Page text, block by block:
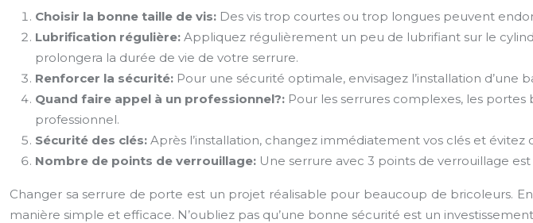
Choisir la bonne taille de vis: Des vis trop courtes ou trop longues peuvent
Lubrification régulière: Appliquez régulièrement un peu de lubrifiant sur le
prolongera la durée de vie de votre serrure.
Renforcer la sécurité: Pour une sécurité optimale, envisagez l’installation d’une
Quand faire appel à un professionnel?: Pour les serrures complexes, les
professionnel.
Sécurité des clés: Après l’installation, changez immédiatement vos clés et évitez
Nombre de points de verrouillage: Une serrure avec 3 points de verrouillage
Changer sa serrure de porte est un projet réalisable pour beaucoup de bricoleurs.
manière simple et efficace. N’oubliez pas qu’une bonne sécurité est un